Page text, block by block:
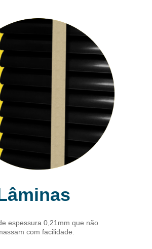
espessura 0,21mm que não
com facilidade.